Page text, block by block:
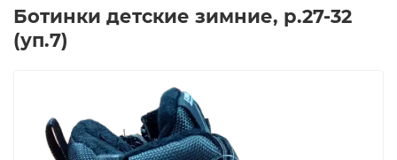
Ботинки детские зимние, р.27-32
(уп.7)